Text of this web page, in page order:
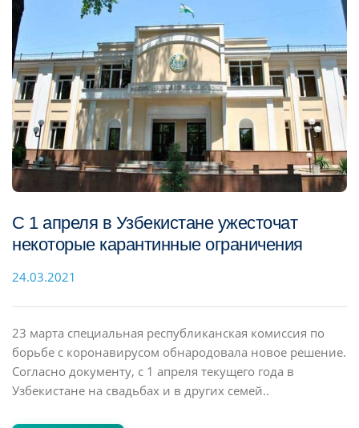
С 1 апреля в Узбекистане ужесточат
некоторые карантинные ограничения
24.03.2021
23 марта специальная республиканская комиссия по
борьбе с коронавирусом обнародовала новое решение.
Согласно документу, с 1 апреля текущего года в
Узбекистане на свадьбах и в других семей..